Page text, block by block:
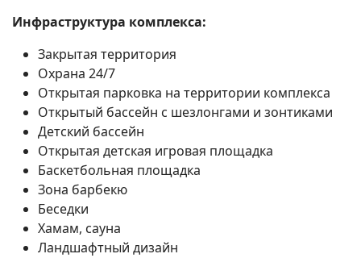
Инфраструктура комплекса:
Закрытая территория
Охрана 24/7
Открытая парковка на территории комплекса
Открытый бассейн с шезлонгами и зонтиками
Детский бассейн
Открытая детская игровая площадка
Баскетбольная площадка
Зона барбекю
Беседки
Хамам, сауна
Ландшафтный дизайн